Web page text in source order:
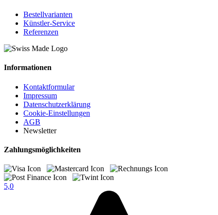
Bestellvarianten
Künstler-Service
Referenzen
Informationen
Kontaktformular
Impressum
Datenschutzerklärung
Cookie-Einstellungen
AGB
Newsletter
Zahlungsmöglichkeiten
5,0